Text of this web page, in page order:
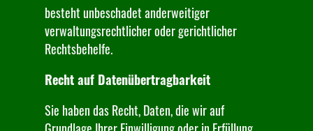
besteht unbeschadet anderweitiger
verwaltungsrechtlicher oder gerichtlicher
Rechtsbehelfe.
Recht auf Datenübertragbarkeit
Sie haben das Recht, Daten, die wir auf